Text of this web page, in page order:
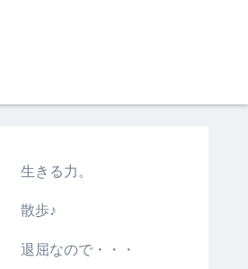
生きる力。
散歩♪
退屈なので・・・